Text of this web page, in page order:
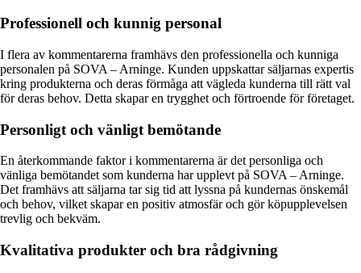
Professionell och kunnig personal
I flera av kommentarerna framhävs den professionella och kunniga
personalen på SOVA – Arninge. Kunden uppskattar säljarnas expertis
kring produkterna och deras förmåga att vägleda kunderna till rätt val
för deras behov. Detta skapar en trygghet och förtroende för företaget.
Personligt och vänligt bemötande
En återkommande faktor i kommentarerna är det personliga och
vänliga bemötandet som kunderna har upplevt på SOVA – Arninge.
Det framhävs att säljarna tar sig tid att lyssna på kundernas önskemål
och behov, vilket skapar en positiv atmosfär och gör köpupplevelsen
trevlig och bekväm.
Kvalitativa produkter och bra rådgivning